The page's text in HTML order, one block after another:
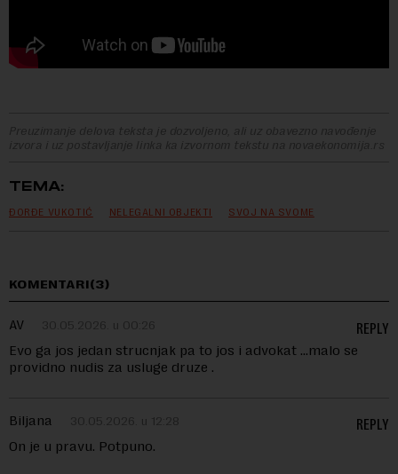
Preuzimanje delova teksta je dozvoljeno, ali uz obavezno navođenje
izvora i uz postavljanje linka ka izvornom tekstu na novaekonomija.rs
TEMA:
ĐORĐE VUKOTIĆ NELEGALNI OBJEKTI SVOJ NA SVOME
KOMENTARI(3)
AV 30.05.2026. u 00:26
Evo ga jos jedan strucnjak pa to jos i advokat …malo se
providno nudis za usluge druze .
REPLY
Biljana 30.05.2026. u 12:28
On je u pravu. Potpuno.
REPLY